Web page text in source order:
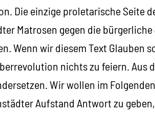
Die einzige proletarische Seite
Matrosen gegen die
Wenn wir diesem Text Glauben
nichts zu feiern. Aus
Wir wollen im
Aufstand Antwort zu